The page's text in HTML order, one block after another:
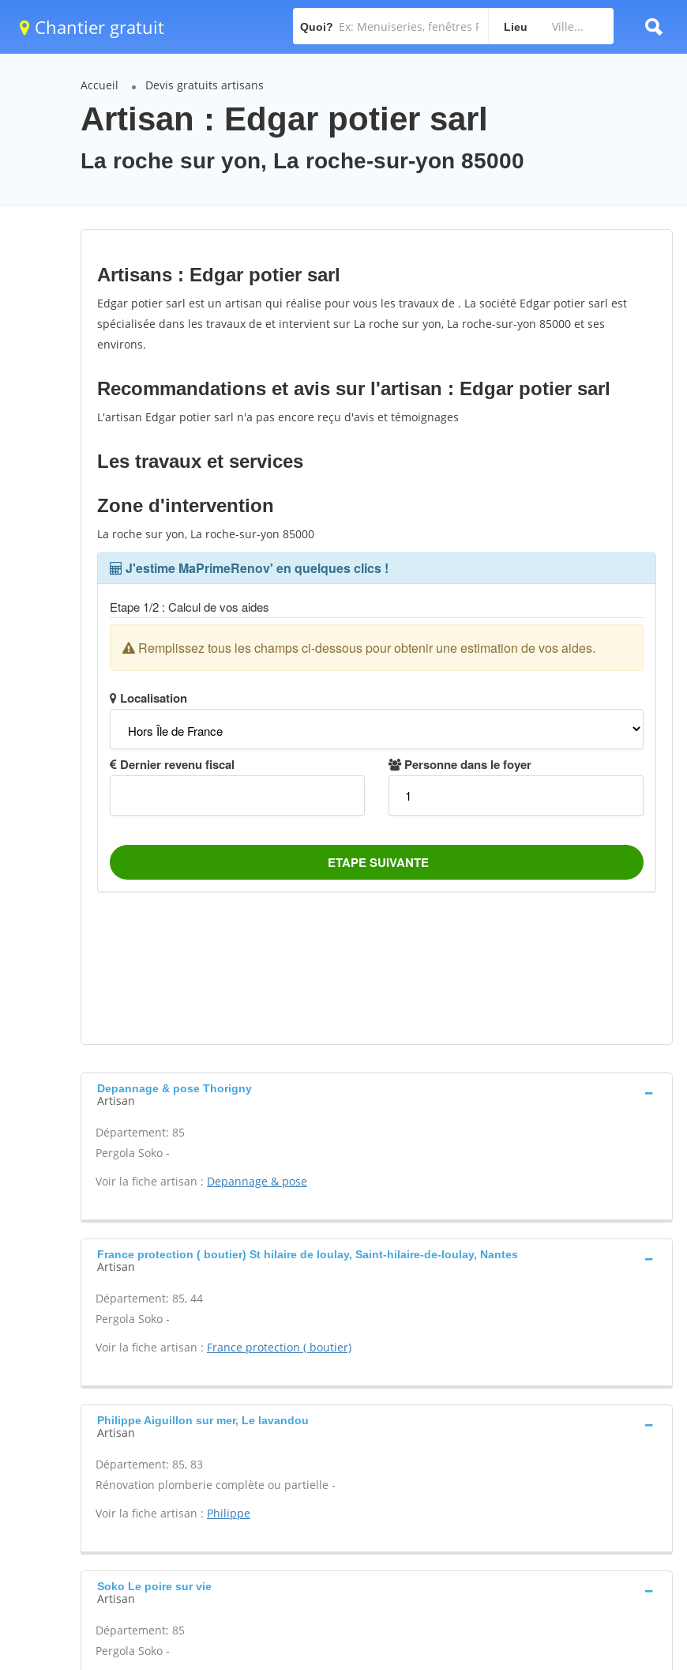
Chantier gratuit Quoi? Lieu
Accueil Devis gratuits artisans
Artisan : Edgar potier sarl
La roche sur yon, La roche-sur-yon 85000
Artisans : Edgar potier sarl
Edgar potier sarl est un artisan qui réalise pour vous les travaux de . La société Edgar potier sarl est
spécialisée dans les travaux de et intervient sur La roche sur yon, La roche-sur-yon 85000 et ses
environs.
Recommandations et avis sur l'artisan : Edgar potier sarl
L'artisan Edgar potier sarl n'a pas encore reçu d'avis et témoignages
Les travaux et services
Zone d'intervention
La roche sur yon, La roche-sur-yon 85000
Depannage & pose Thorigny
Artisan
Département: 85
Pergola Soko -
Voir la fiche artisan : Depannage & pose
France protection ( boutier) St hilaire de loulay, Saint-hilaire-de-loulay, Nantes
Artisan
Département: 85, 44
Pergola Soko -
Voir la fiche artisan : France protection ( boutier)
Philippe Aiguillon sur mer, Le lavandou
Artisan
Département: 85, 83
Rénovation plomberie complète ou partielle -
Voir la fiche artisan : Philippe
Soko Le poire sur vie
Artisan
Département: 85
Pergola Soko -